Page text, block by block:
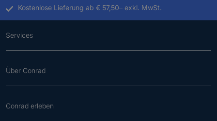
Kostenlose Lieferung ab € 57,50– exkl. MwSt.
Services
Über Conrad
Conrad erleben